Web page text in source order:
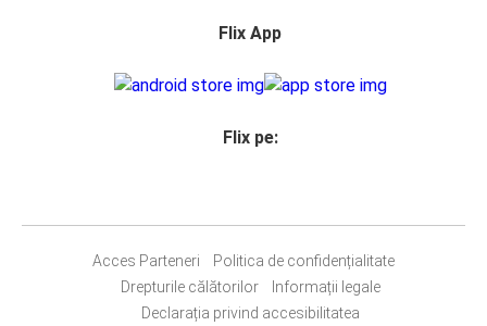
Flix App
Flix pe:
Acces Parteneri
Politica de confidențialitate
Drepturile călătorilor
Informații legale
Declarația privind accesibilitatea